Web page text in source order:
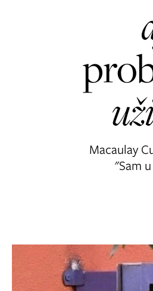
Macaulay
"Sam